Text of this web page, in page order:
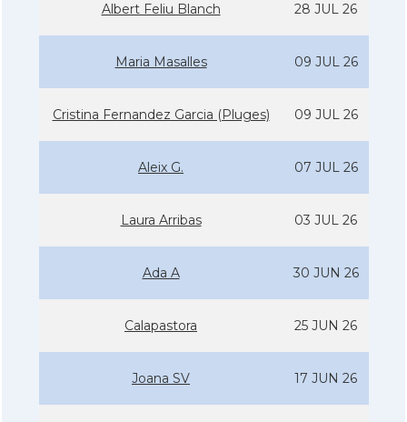
Albert Feliu Blanch 28 JUL 26
Maria Masalles 09 JUL 26
Cristina Fernandez Garcia (Pluges) 09 JUL 26
Aleix G. 07 JUL 26
Laura Arribas 03 JUL 26
Ada A 30 JUN 26
Calapastora 25 JUN 26
Joana SV 17 JUN 26